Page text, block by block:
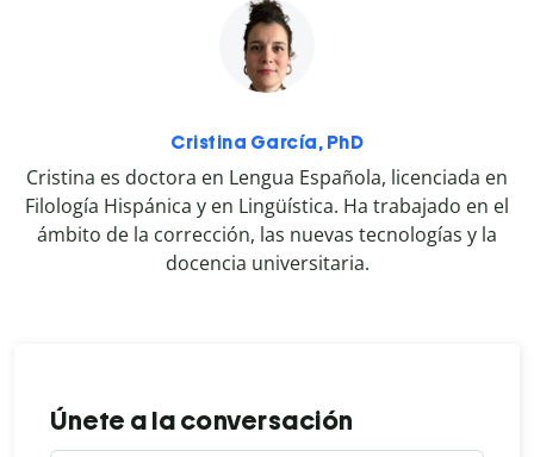
Cristina García, PhD
Cristina es doctora en Lengua Española, licenciada en
Filología Hispánica y en Lingüística. Ha trabajado en el
ámbito de la corrección, las nuevas tecnologías y la
docencia universitaria.
Únete a la conversación